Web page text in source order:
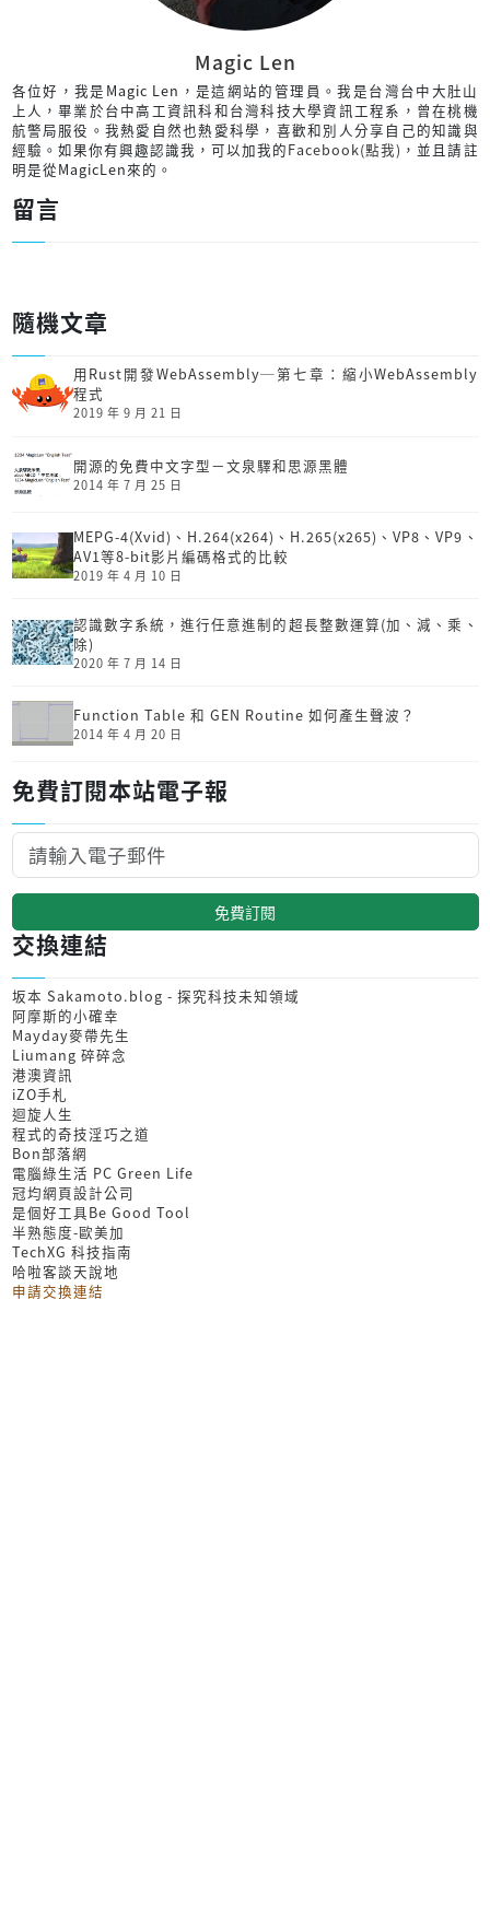
Magic Len
各位好，我是Magic Len，是這網站的管理員。我是台灣台中大肚山
上人，畢業於台中高工資訊科和台灣科技大學資訊工程系，曾在桃機
航警局服役。我熱愛自然也熱愛科學，喜歡和別人分享自己的知識與
經驗。如果你有興趣認識我，可以加我的Facebook(點我) ，並且請註
明是從MagicLen來的。
留言
隨機文章
用Rust開發Web­Assembly─第七章：縮小Web­Assembly
程式
2019 年 9 月 21 日
開源的免費中文字型－文泉驛和思源黑體
2014 年 7 月 25 日
MEPG-4(Xvid)、H.264(x264)、H.265(x265)、VP8、VP9、
AV1等8-bit影片編碼格式的比較
2019 年 4 月 10 日
認識數字系統，進行任意進制的超長整數運算(加、減、乘、
除)
2020 年 7 月 14 日
Function Table 和 GEN Routine 如何產生聲波？
2014 年 4 月 20 日
免費訂閱本站電子報
免費訂閱
交換連結
坂本 Sakamoto.blog - 探究科技未知領域
阿摩斯的小確幸
Mayday麥帶先生
Liumang 碎碎念
港澳資訊
iZO手札
迴旋人生
程式的奇技淫巧之道
Bon部落網
電腦綠生活 PC Green Life
冠均網頁設計公司
是個好工具Be Good Tool
半熟態度-歐美加
TechXG 科技指南
哈啦客談天說地
申請交換連結